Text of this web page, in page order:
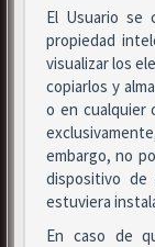
El Usuario se
propiedad
visualizar los
copiarlos y
o en cualquier
embargo, no
dispositivo de
estuviera
En caso de